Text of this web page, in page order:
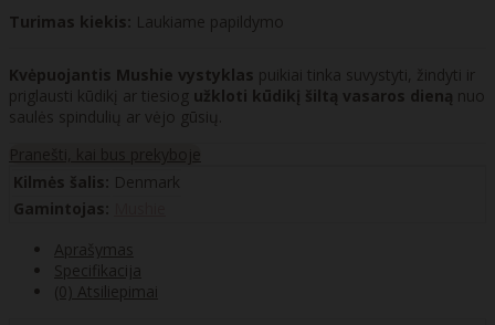
Turimas kiekis: Laukiame papildymo
Kvėpuojantis Mushie vystyklas puikiai tinka suvystyti, žindyti ir
priglausti kūdikį ar tiesiog užkloti kūdikį šiltą vasaros dieną nuo
saulės spindulių ar vėjo gūsių.
Pranešti, kai bus prekyboje
Kilmės šalis: Denmark
Gamintojas:
Aprašymas
Specifikacija
(0) Atsiliepimai